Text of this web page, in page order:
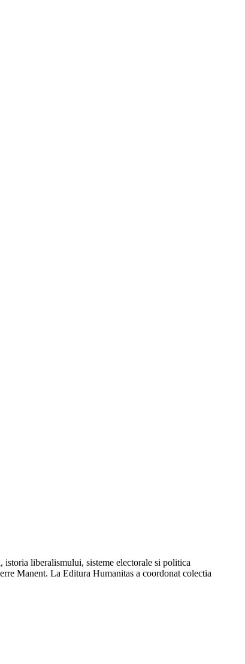
liberalismului, sisteme electorale si politica
Manent. La Editura Humanitas a coordonat colectia